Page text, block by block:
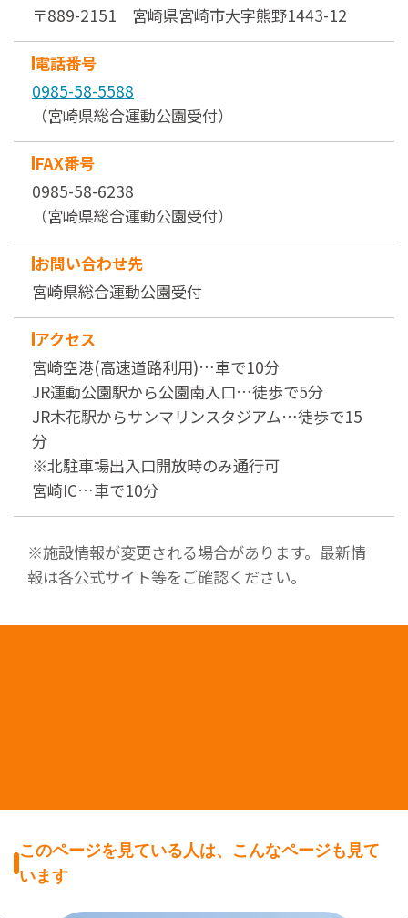
〒889-2151 宮崎県宮崎市大字熊野1443-12
電話番号
0985-58-5588
（宮崎県総合運動公園受付）
FAX番号
0985-58-6238
（宮崎県総合運動公園受付）
お問い合わせ先
宮崎県総合運動公園受付
アクセス
宮崎空港(高速道路利用)…車で10分
JR運動公園駅から公園南入口…徒歩で5分
JR木花駅からサンマリンスタジアム…徒歩で15
分
※北駐車場出入口開放時のみ通行可
宮崎IC…車で10分
※施設情報が変更される場合があります。最新情
報は各公式サイト等をご確認ください。
このページを見ている人は、こんなページも見て
います